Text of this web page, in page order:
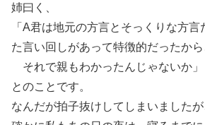
姉曰く、
「A君は地元の方言とそっくりな方
た言い回しがあって特徴的だったから
それで親もわかったんじゃないか」
とのことです。
なんだが拍子抜けしてしまいましたが